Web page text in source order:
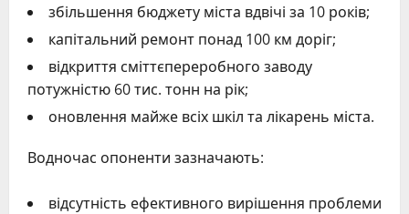
збільшення бюджету міста вдвічі за 10 років;
капітальний ремонт понад 100 км доріг;
відкриття сміттєпереробного заводу
потужністю 60 тис. тонн на рік;
оновлення майже всіх шкіл та лікарень міста.
Водночас опоненти зазначають:
відсутність ефективного вирішення проблеми